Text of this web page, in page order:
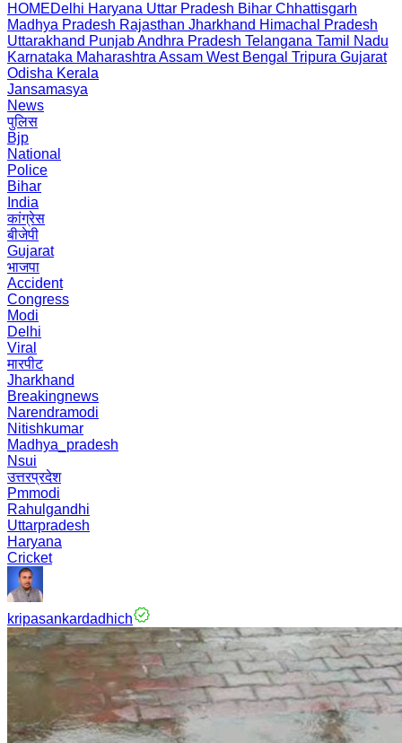
HOMEDelhi Haryana Uttar Pradesh Bihar Chhattisgarh
Madhya Pradesh Rajasthan Jharkhand Himachal Pradesh
Uttarakhand PunjabAndhra Pradesh Telangana Tamil Nadu
Karnataka Maharashtra Assam West Bengal Tripura Gujarat
Odisha Kerala
Jansamasya
News
पुलिस
Bjp
National
Police
Bihar
India
कांग्रेस
बीजेपी
Gujarat
भाजपा
Accident
Congress
Modi
Delhi
Viral
मारपीट
Jharkhand
Breakingnews
Narendramodi
Nitishkumar
Madhya_pradesh
Nsui
उत्तरप्रदेश
Pmmodi
Rahulgandhi
Uttarpradesh
Haryana
Cricket
kripasankardadhich